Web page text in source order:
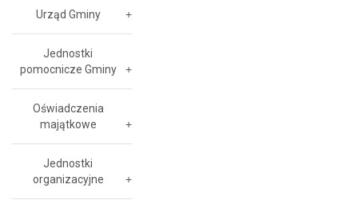
Urząd Gminy
Jednostki
pomocnicze Gminy
Oświadczenia
majątkowe
Jednostki
organizacyjne